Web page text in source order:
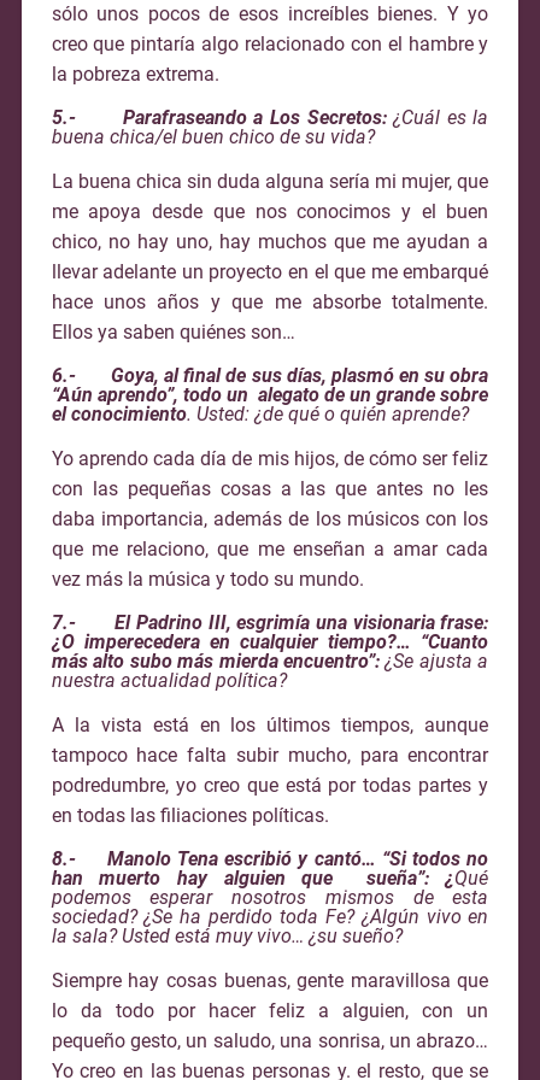
sólo unos pocos de esos increíbles bienes. Y yo
creo que pintaría algo relacionado con el hambre y
la pobreza extrema.
5.- Parafraseando a Los Secretos:¿Cuál es la
buena chica/el buen chico de su vida?
La buena chica sin duda alguna sería mi mujer, que
me apoya desde que nos conocimos y el buen
chico, no hay uno, hay muchos que me ayudan a
llevar adelante un proyecto en el que me embarqué
hace unos años y que me absorbe totalmente.
Ellos ya saben quiénes son…
6.- Goya, al final de sus días, plasmó en su obra
“Aún aprendo”, todo un alegato de un grande sobre
el conocimiento. Usted: ¿de qué o quién aprende?
Yo aprendo cada día de mis hijos, de cómo ser feliz
con las pequeñas cosas a las que antes no les
daba importancia, además de los músicos con los
que me relaciono, que me enseñan a amar cada
vez más la música y todo su mundo.
7.- El Padrino III, esgrimía una visionaria frase:
¿O imperecedera en cualquier tiempo?… “Cuanto
más alto subo más mierda encuentro”:¿Se ajusta a
nuestra actualidad política?
A la vista está en los últimos tiempos, aunque
tampoco hace falta subir mucho, para encontrar
podredumbre, yo creo que está por todas partes y
en todas las filiaciones políticas.
8.- Manolo Tena escribió y cantó… “Si todos no
han muerto hay alguien que sueña”: ¿Qué
podemos esperar nosotros mismos de esta
sociedad? ¿Se ha perdido toda Fe? ¿Algún vivo en
la sala? Usted está muy vivo… ¿su sueño?
Siempre hay cosas buenas, gente maravillosa que
lo da todo por hacer feliz a alguien, con un
pequeño gesto, un saludo, una sonrisa, un abrazo…
Yo creo en las buenas personas y. el resto, que se